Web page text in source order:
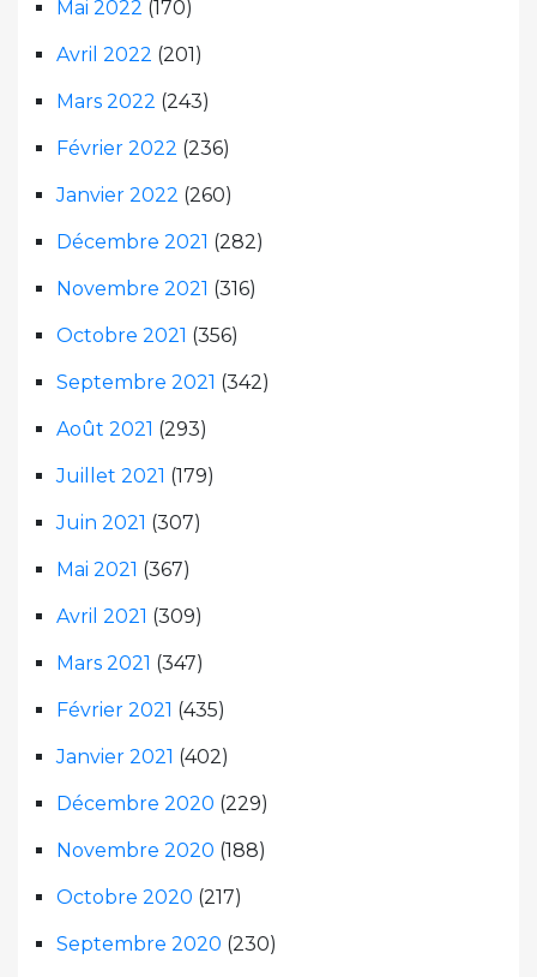
Mai 2022 (170)
Avril 2022 (201)
Mars 2022 (243)
Février 2022 (236)
Janvier 2022 (260)
Décembre 2021 (282)
Novembre 2021 (316)
Octobre 2021 (356)
Septembre 2021 (342)
Août 2021 (293)
Juillet 2021 (179)
Juin 2021 (307)
Mai 2021 (367)
Avril 2021 (309)
Mars 2021 (347)
Février 2021 (435)
Janvier 2021 (402)
Décembre 2020 (229)
Novembre 2020 (188)
Octobre 2020 (217)
Septembre 2020 (230)